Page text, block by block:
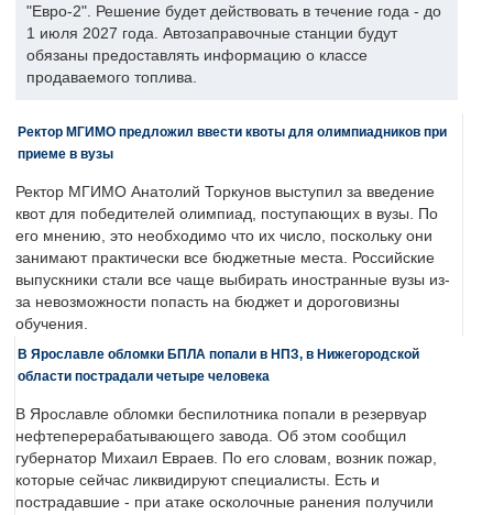
"Евро-2". Решение будет действовать в течение года - до
1 июля 2027 года. Автозаправочные станции будут
обязаны предоставлять информацию о классе
продаваемого топлива.
Ректор МГИМО предложил ввести квоты для олимпиадников при
приеме в вузы
Ректор МГИМО Анатолий Торкунов выступил за введение
квот для победителей олимпиад, поступающих в вузы. По
его мнению, это необходимо что их число, поскольку они
занимают практически все бюджетные места. Российские
выпускники стали все чаще выбирать иностранные вузы из-
за невозможности попасть на бюджет и дороговизны
обучения.
В Ярославле обломки БПЛА попали в НПЗ, в Нижегородской
области пострадали четыре человека
В Ярославле обломки беспилотника попали в резервуар
нефтеперерабатывающего завода. Об этом сообщил
губернатор Михаил Евраев. По его словам, возник пожар,
которые сейчас ликвидируют специалисты. Есть и
пострадавшие - при атаке осколочные ранения получили